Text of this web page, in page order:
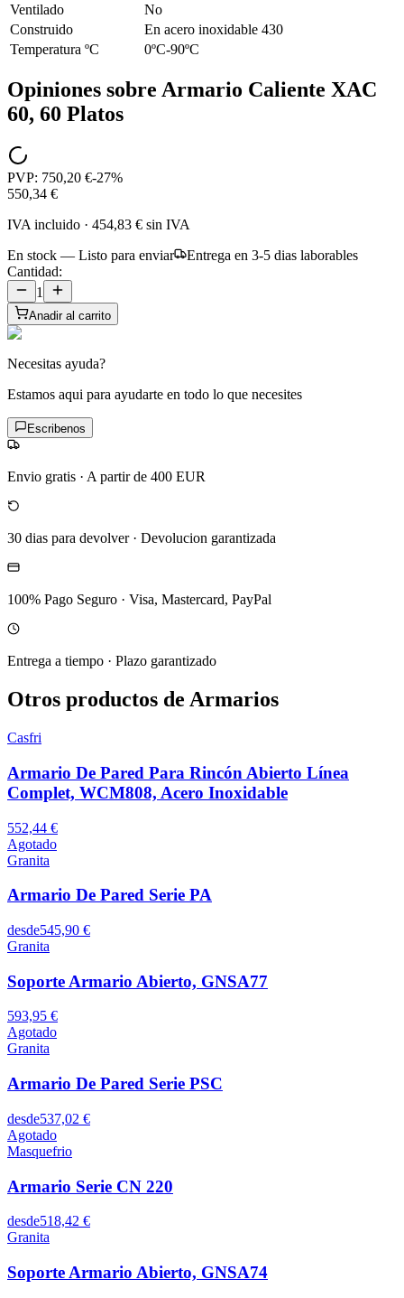
Ventilado
No
Construido
En acero inoxidable 430
Temperatura ºC
0ºC-90ºC
Opiniones sobre Armario Caliente XAC
60, 60 Platos
PVP: 750,20 €-27%
550,34 €
IVA incluido · 454,83 € sin IVA
En stock — Listo para enviar
Entrega en 3-5 dias laborables
Cantidad:
1
Anadir al carrito
Necesitas ayuda?
Estamos aqui para ayudarte en todo lo que necesites
Escribenos
Envio gratis · A partir de 400 EUR
30 dias para devolver· Devolucion garantizada
100% Pago Seguro · Visa, Mastercard, PayPal
Entrega a tiempo · Plazo garantizado
Otros productos de Armarios
Casfri
Armario De Pared Para Rincón Abierto Línea
Complet, WCM808, Acero Inoxidable
552,44 €
Agotado
Granita
Armario De Pared Serie PA
desde545,90 €
Granita
Soporte Armario Abierto, GNSA77
593,95 €
Agotado
Granita
Armario De Pared Serie PSC
desde537,02 €
Agotado
Masquefrio
Armario Serie CN 220
desde518,42 €
Granita
Soporte Armario Abierto, GNSA74